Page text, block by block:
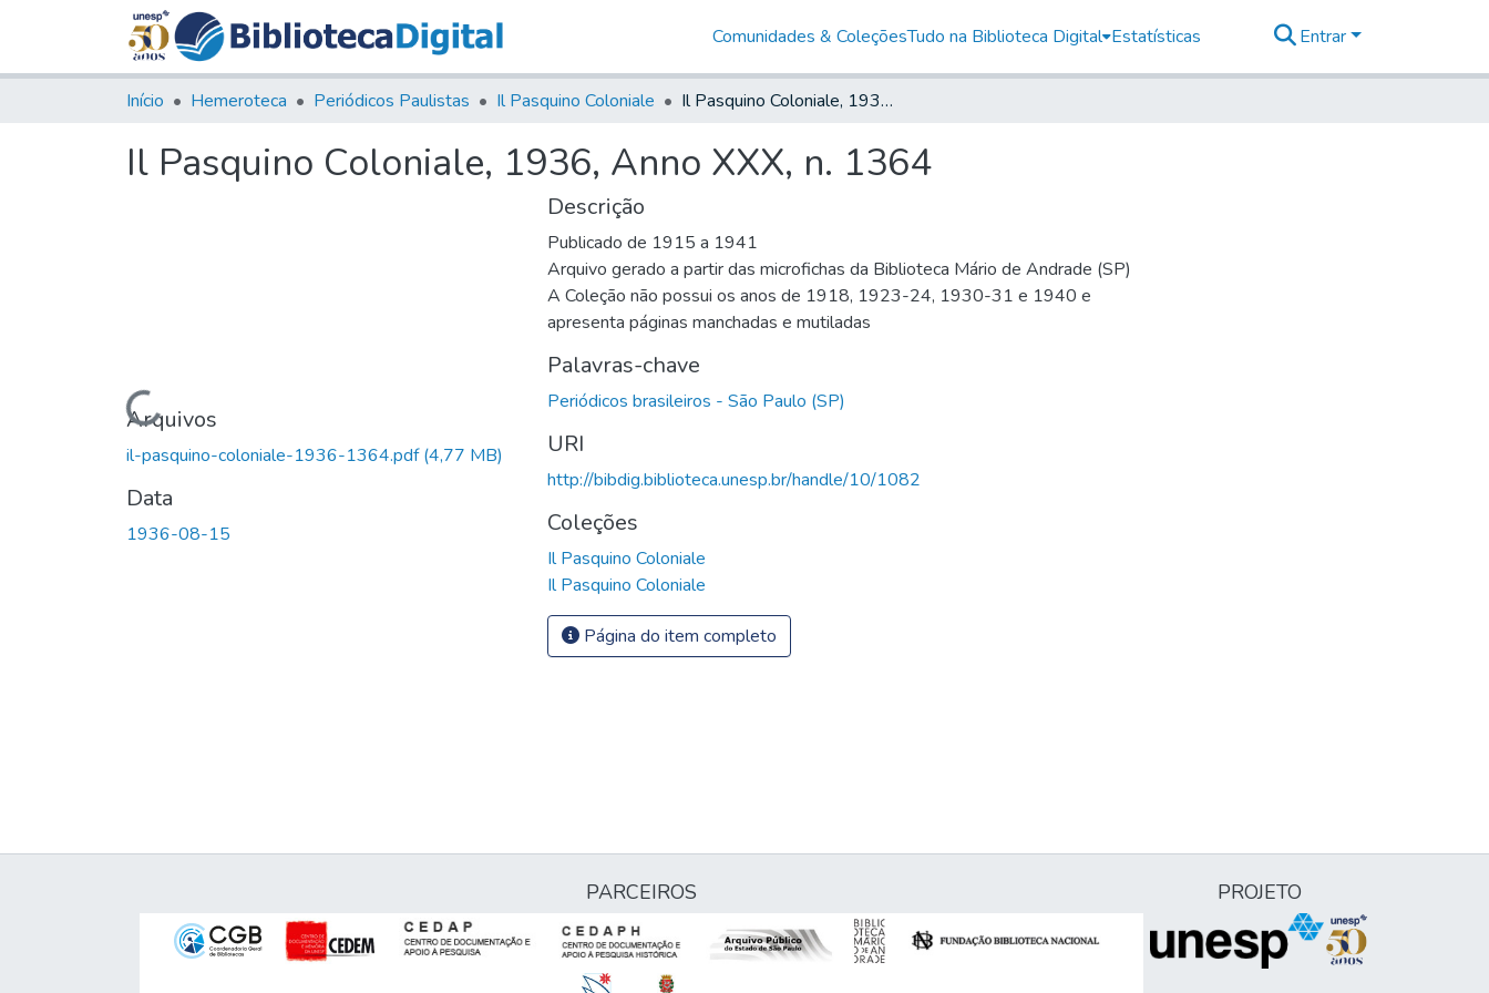
Comunidades & ColeçõesTudo na Biblioteca Digital Estatísticas Entrar
Início Hemeroteca Periódicos Paulistas Il Pasquino Coloniale Il Pasquino Coloniale, 1936, Anno XXX, n. 1364
Il Pasquino Coloniale, 1936, Anno XXX, n. 1364
Carregando...
Arquivos
il-pasquino-coloniale-1936-1364.pdf(4,77 MB)
Data
1936-08-15
Descrição
Publicado de 1915 a 1941
Arquivo gerado a partir das microfichas da Biblioteca Mário de Andrade (SP)
A Coleção não possui os anos de 1918, 1923-24, 1930-31 e 1940 e
apresenta páginas manchadas e mutiladas
Palavras-chave
Periódicos brasileiros - São Paulo (SP)
URI
http://bibdig.biblioteca.unesp.br/handle/10/1082
Coleções
Il Pasquino Coloniale
Il Pasquino Coloniale
Página do item completo
PARCEIROS PROJETO